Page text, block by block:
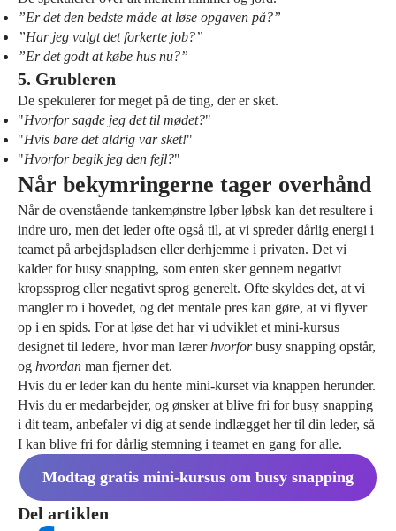
”Er det den bedste måde at løse opgaven på?”
”Har jeg valgt det forkerte job?”
”Er det godt at købe hus nu?”
5. Grubleren
De spekulerer for meget på de ting, der er sket.
"Hvorfor sagde jeg det til mødet?"
"Hvis bare det aldrig var sket!"
"Hvorfor begik jeg den fejl?"
Når bekymringerne tager overhånd
Når de ovenstående tankemønstre løber løbsk kan det resultere i
indre uro, men det leder ofte også til, at vi spreder dårlig energi i
teamet på arbejdspladsen eller derhjemme i privaten. Det vi
kalder for busy snapping, som enten sker gennem negativt
kropssprog eller negativt sprog generelt. Ofte skyldes det, at vi
mangler ro i hovedet, og det mentale pres kan gøre, at vi flyver
op i en spids. For at løse det har vi udviklet et mini-kursus
designet til ledere, hvor man lærerhvorforbusy snapping opstår,
og hvordan man fjerner det.
Hvis du er leder kan du hente mini-kurset via knappen herunder.
Hvis du er medarbejder, og ønsker at blive fri for busy snapping
i dit team, anbefaler vi dig at sende indlægget her til din leder, så
I kan blive fri for dårlig stemning i teamet en gang for alle.
Modtag gratis mini-kursus om busy snapping
Del artiklen